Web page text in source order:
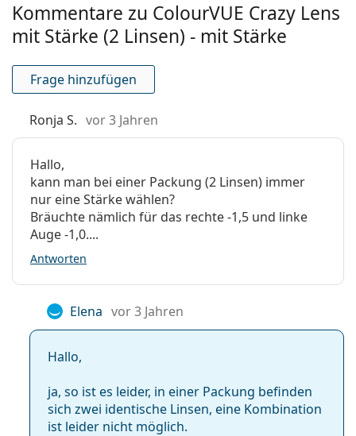
Verwendung
MHD:
Mindestens 11 Monate
Handhabung:
Tag- und Nachtlinsen:
Anzeiger Rückseite -
Vorderseite:
Nein
Verpackung
Hersteller:
MaxVUE
Linsen in der Packung:
Gewicht:
Weiteres
Kategorie:
asphärische Linsen
Kommentare zu ColourVUE Crazy Lens
mit Stärke (2 Linsen) - mit Stärke
Frage hinzufügen
Ronja S. vor 3 Jahren
Hallo,
kann man bei einer Packung (2 Linsen) immer
nur eine Stärke wählen?
Bräuchte nämlich für das rechte -1,5 und linke
Auge -1,0....
Antworten
Elena vor 3 Jahren
Hallo,
ja, so ist es leider, in einer Packung befinden
sich zwei identische Linsen, eine Kombination
ist leider nicht möglich.